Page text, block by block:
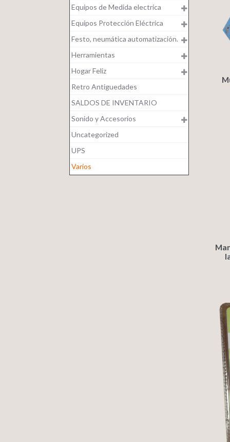
Equipos de Medida electrica
Equipos Protección Eléctrica
Festo, neumática automatización.
Herramientas
Hogar Feliz
Retro Antiguedades
SALDOS DE INVENTARIO
Sonido y Accesorios
Uncategorized
UPS
Varios